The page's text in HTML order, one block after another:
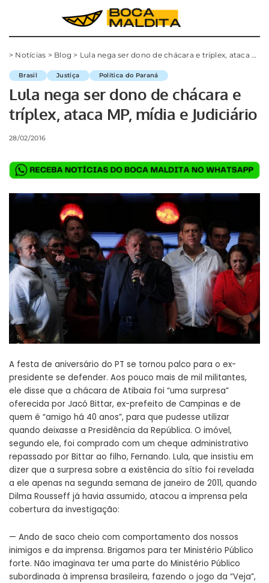
> Notícias > Blog > Lula nega ser dono de chácara e tríplex, ataca MP, mídia e Judiciário
Brasil Justiça Política do Paraná
Lula nega ser dono de chácara e
tríplex, ataca MP, mídia e Judiciário
28/02/2016
A festa de aniversário do PT se tornou palco para o ex-
presidente se defender. Aos pouco mais de mil militantes,
ele disse que a chácara de Atibaia foi “uma surpresa”
oferecida por Jacó Bittar, ex-prefeito de Campinas e de
quem é “amigo há 40 anos”, para que pudesse utilizar
quando deixasse a Presidência da República. O imóvel,
segundo ele, foi comprado com um cheque administrativo
repassado por Bittar ao filho, Fernando. Lula, que insistiu em
dizer que a surpresa sobre a existência do sítio foi revelada
a ele apenas na segunda semana de janeiro de 2011, quando
Dilma Rousseff já havia assumido, atacou a imprensa pela
cobertura da investigação:
— Ando de saco cheio com comportamento dos nossos
inimigos e da imprensa. Brigamos para ter Ministério Público
forte. Não imaginava ter uma parte do Ministério Público
subordinada à imprensa brasileira, fazendo o jogo da “Veja”,